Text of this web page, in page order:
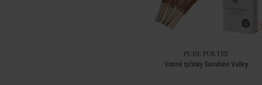
PURE POETRY
Vonné tyčinky Sunshine Valley